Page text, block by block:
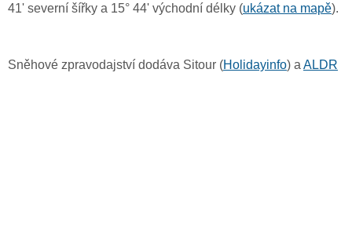
41' severní šířky a 15° 44' východní délky (ukázat na mapě).
Sněhové zpravodajství dodáva Sitour (Holidayinfo) a ALDR